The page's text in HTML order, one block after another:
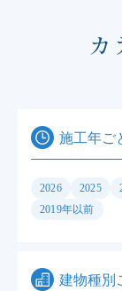
カ
施工年ご
2026 2025
2019年以前
建物種別